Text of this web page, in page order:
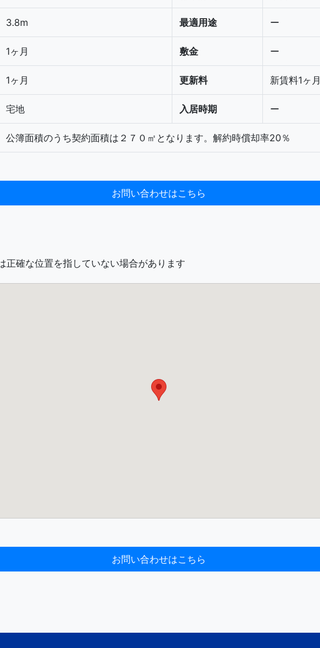
3.8m 最適用途 ー
1ヶ月 敷金 ー
1ヶ月 更新料 新賃料1ヶ月
宅地 入居時期 ー
公簿面積のうち契約面積は２７０㎡となります。解約時償却率20％
正確な位置を指していない場合があります